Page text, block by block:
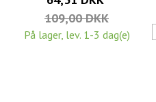
109,00 DKK
På lager, lev. 1-3 dag(e)